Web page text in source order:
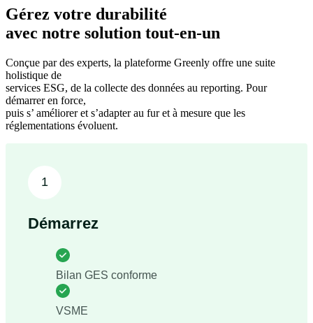
Gérez votre durabilité
avec notre solution tout-en-un
Conçue par des experts, la plateforme Greenly offre une suite
holistique de
services ESG, de la collecte des données au reporting. Pour
démarrer en force,
puis s’ améliorer et s’adapter au fur et à mesure que les
réglementations évoluent.
1
Démarrez
Bilan GES conforme
VSME